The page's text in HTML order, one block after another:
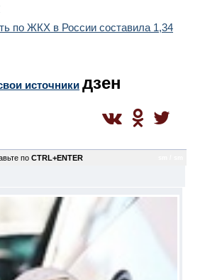
по ЖКХ в России составила 1,34
источники дзен
по CTRL+ENTER